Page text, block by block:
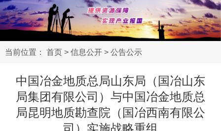
当前位置： 首页 > 信息公开 > 公告公示
中国冶金地质总局山东局（国冶山东
局集团有限公司）与中国冶金地质总
局昆明地质勘查院（国冶西南有限公